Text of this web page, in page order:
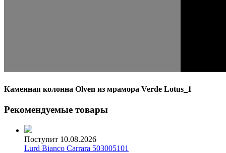
Каменная колонна Olven из мрамора Verde Lotus_1
Рекомендуемые товары
Поступит 10.08.2026
Lurd Bianco Carrara 503005101